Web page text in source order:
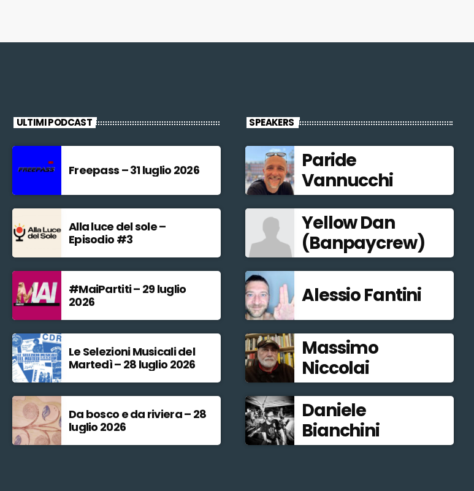
ULTIMI PODCAST
Freepass – 31 luglio 2026
Alla luce del sole –
Episodio #3
#MaiPartiti – 29 luglio
2026
Le Selezioni Musicali del
Martedì – 28 luglio 2026
Da bosco e da riviera – 28
luglio 2026
SPEAKERS
Paride
Vannucchi
Yellow Dan
(Banpaycrew)
Alessio Fantini
Massimo
Niccolai
Daniele
Bianchini